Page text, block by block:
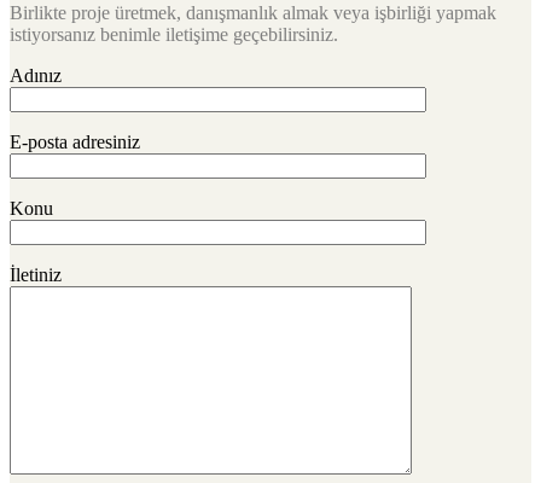
Birlikte proje üretmek, danışmanlık almak veya işbirliği yapmak
istiyorsanız benimle iletişime geçebilirsiniz.
Adınız
E-posta adresiniz
Konu
İletiniz